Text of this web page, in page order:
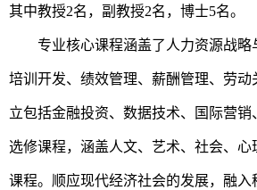
其中教授2名，副教授2名，博士5名。
专业核心课程涵盖了人力资源战略
培训开发、绩效管理、薪酬管理、劳动
立包括金融投资、数据技术、国际营销
选修课程，涵盖人文、艺术、社会、心
课程。顺应现代经济社会的发展，融入